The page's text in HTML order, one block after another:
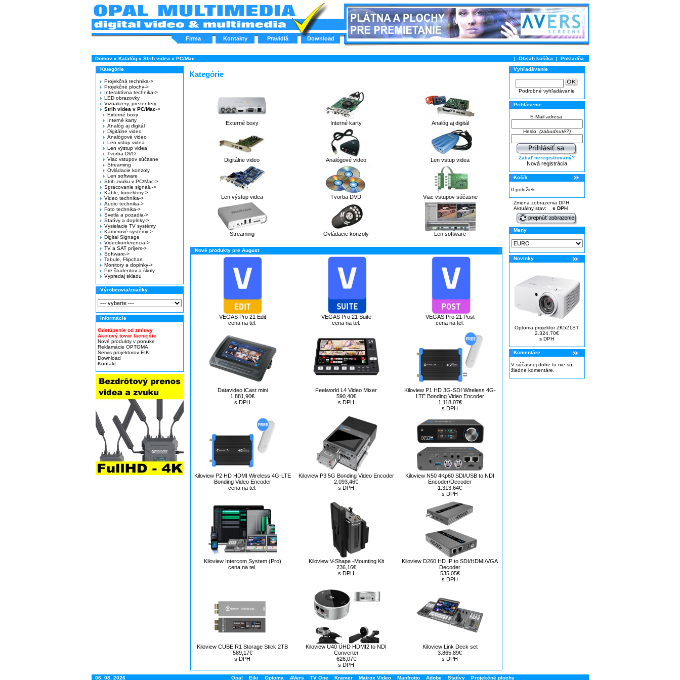
Firma Kontakty Pravidlá Download
Domov» Katalóg» Strih videa v PC/Mac | Obsah košíka | Pokladňa
Kategórie
Projekčná technika->
Projekčné plochy->
Interaktívna technika->
LED obrazovky
Vizualizery, prezentery
Strih videa v PC/Mac->
Externé boxy
Interné karty
Analóg aj digitál
Digitálne video
Analógové video
Len vstup videa
Len výstup videa
Tvorba DVD
Viac vstupov súčasne
Streaming
Ovládacie konzoly
Len software
Strih zvuku v PC/Mac->
Spracovanie signálu->
Káble, konektory->
Video technika->
Audio technika->
Foto technika->
Svetlá a pozadia->
Statívy a doplnky->
Vysielacie TV systémy
Kamerové systémy->
Digital Signage
Videokonferencia->
TV a SAT príjem->
Software->
Tabule, Flipchart
Monitory a doplnky->
Pre študentov a školy
Výpredaj skladu
Výrobcovia/značky
Informácie
Odstúpenie od zmluvy
Akciový tovar lacnejšie
Nové produkty v ponuke
Reklamácie OPTOMA
Servis projektorov EIKI
Download
Kontakt
Kategórie
Externé boxy Interné karty Analóg aj digitál
Digitálne video Analógové video Len vstup videa
Len výstup videa Tvorba DVD Viac vstupov súčasne
Streaming Ovládacie konzoly Len software
Nové produkty pre August
VEGAS Pro 21 Edit
cena na tel.
VEGAS Pro 21 Suite
cena na tel.
VEGAS Pro 21 Post
cena na tel.
Datavideo iCast mini
1.881,90€
s DPH
Feelworld L4 Video Mixer
590,40€
s DPH
Kiloview P1 HD 3G-SDI Wireless 4G-
LTE Bonding Video Encoder
1.118,07€
s DPH
Kiloview P2 HD HDMI Wireless 4G-LTE
Bonding Video Encoder
cena na tel.
Kiloview P3 5G Bonding Video Encoder
2.093,46€
s DPH
Kiloview N50 4Kp60 SDI/USB to NDI
Encoder/Decoder
1.313,64€
s DPH
Kiloview Intercom System (Pro)
cena na tel.
Kiloview V-Shape -Mounting Kit
236,16€
s DPH
Kiloview D260 HD IP to SDI/HDMI/VGA
Decoder
535,05€
s DPH
Kiloview CUBE R1 Storage Stick 2TB
589,17€
s DPH
Kiloview U40 UHD HDMI2 to NDI
Converter
626,07€
s DPH
Kiloview Link Deck set
3.865,89€
s DPH
Vyhľadávanie
Podrobné vyhľadávanie
Prihlásenie
E-Mail adresa:
Heslo: (zabudnuté?)
Zatiaľ neregistrovaný?
Nová registrácia
Košík
0 položiek
Zmena zobrazenia DPH
Aktuálny stav: s DPH
Meny
Novinky
Optoma projektor ZK521ST
2.324,70€
s DPH
Komentáre
V súčasnej dobe tu nie sú
žiadne komentáre.
06. 08. 2026 Opal Eiki Optoma AVers TV One Kramer Matrox Video Manfrotto Adobe Statívy Projekčné plochy